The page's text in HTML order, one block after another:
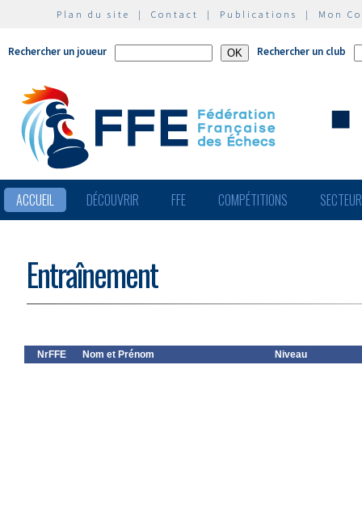
Plan du site | Contact | Publications | Mon
Rechercher un joueur Rechercher un club
ACCUEIL DÉCOUVRIR FFE COMPÉTITIONS
Entraînement
NrFFE Nom et Prénom Niveau